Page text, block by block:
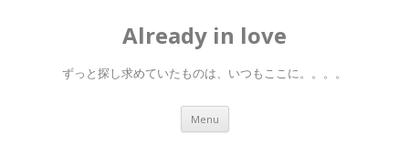
Already in love
ずっと探し求めていたものは、いつもここに。。。。
Menu Skip
content